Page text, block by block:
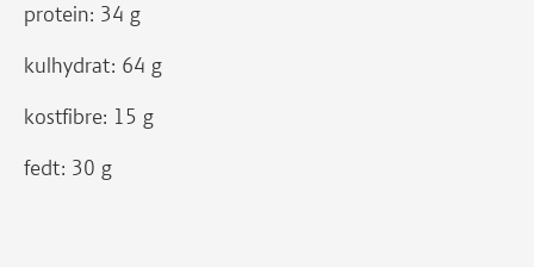
protein: 34 g
kulhydrat: 64 g
kostfibre: 15 g
fedt: 30 g